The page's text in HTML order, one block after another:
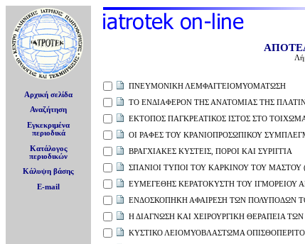
Αρχική σελίδα
Αναζήτηση
Εγκεκριμένα
περιοδικά
Κατάλογος
περιοδικών
Κάλυψη βάσης
E-mail
ΠΝΕΥΜΟΝΙΚΗ ΛΕΜΦΑΓΓΕΙΟΜΥΟΜΑΤΩΣΗ
ΤΟ ΕΝΔΙΑΦΕΡΟΝ ΤΗΣ ΑΝΑΤΟΜΙΑΣ ΤΗΣ
ΕΚΤΟΠΟΣ ΠΑΓΚΡΕΑΤΙΚΟΣ ΙΣΤΟΣ ΣΤΟ
ΟΙ ΡΑΦΕΣ ΤΟΥ ΚΡΑΝΙΟΠΡΟΣΩΠΙΚΟΥ
ΒΡΑΓΧΙΑΚΕΣ ΚΥΣΤΕΙΣ, ΠΟΡΟΙ ΚΑΙ ΣΥΡΙΓΓΙΑ
ΣΠΑΝΙΟΙ ΤΥΠΟΙ ΤΟΥ ΚΑΡΚΙΝΟΥ ΤΟΥ
ΕΥΜΕΓΕΘΗΣ ΚΕΡΑΤΟΚΥΣΤΗ ΤΟΥ ΙΓΜΟΡΕΙΟΥ
ΕΝΔΟΣΚΟΠΗΚΗ ΑΦΑΙΡΕΣΗ ΤΩΝ ΠΟΛΥΠΟΔΩΝ
Η ΔΙΑΓΝΩΣΗ ΚΑΙ ΧΕΙΡΟΥΡΓΙΚΗ ΘΕΡΑΠΕΙΑ
ΚΥΣΤΙΚΟ ΛΕΙΟΜΥΟΒΛΑΣΤΩΜΑ